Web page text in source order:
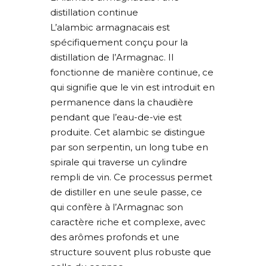
distillation continue
L’alambic armagnacais est
spécifiquement conçu pour la
distillation de l’Armagnac. Il
fonctionne de manière continue, ce
qui signifie que le vin est introduit en
permanence dans la chaudière
pendant que l’eau-de-vie est
produite. Cet alambic se distingue
par son serpentin, un long tube en
spirale qui traverse un cylindre
rempli de vin. Ce processus permet
de distiller en une seule passe, ce
qui confère à l’Armagnac son
caractère riche et complexe, avec
des arômes profonds et une
structure souvent plus robuste que